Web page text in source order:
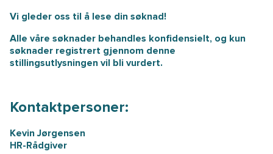
Vi gleder oss til å lese din søknad!
Alle våre søknader behandles konfidensielt, og kun
søknader registrert gjennom denne
stillingsutlysningen vil bli vurdert.
Kontaktpersoner:
Kevin Jørgensen
HR-Rådgiver